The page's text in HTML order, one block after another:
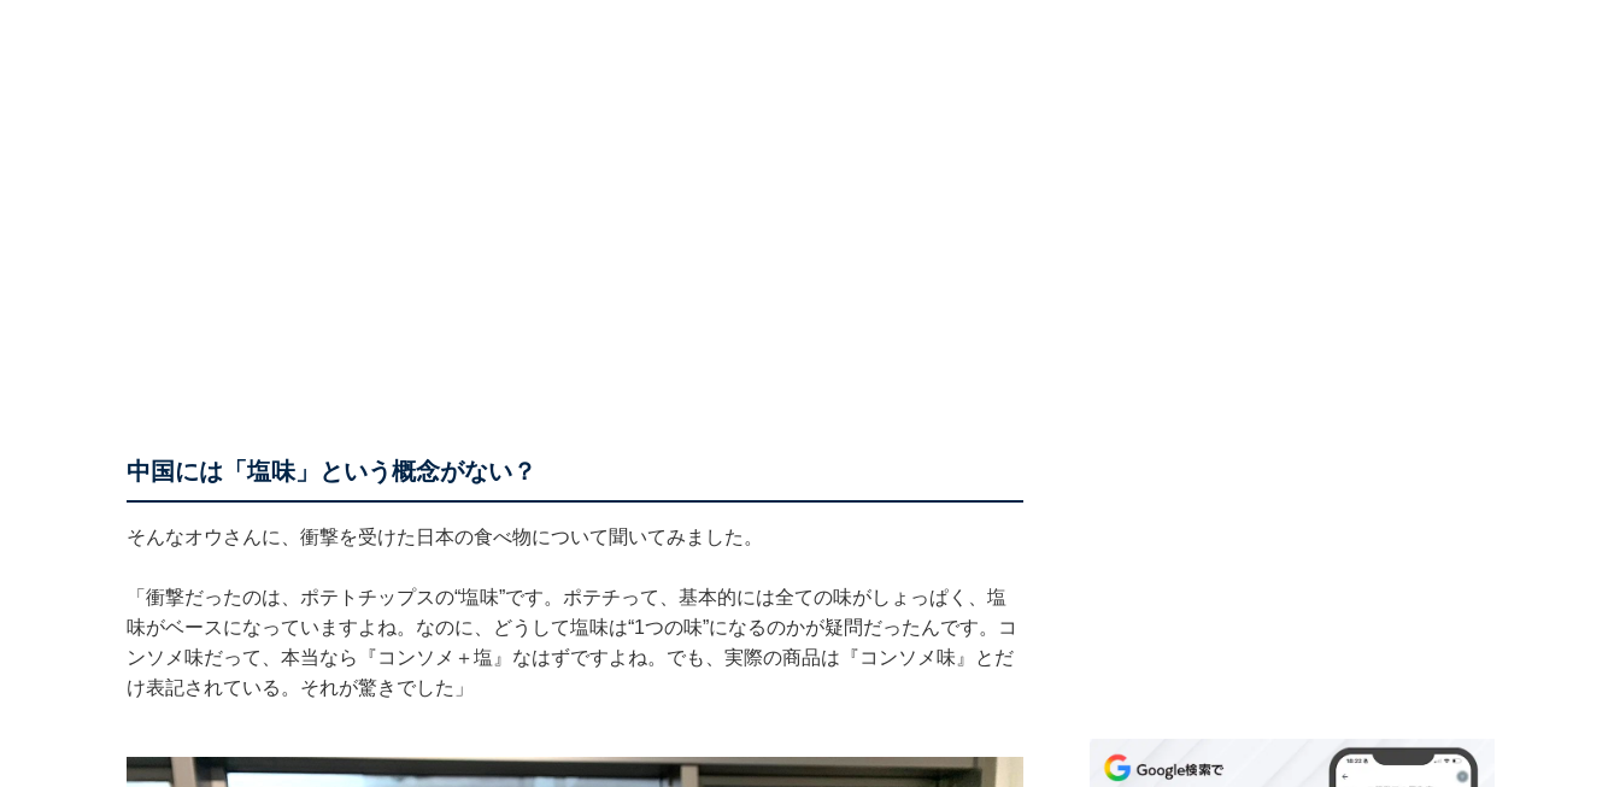
中国には「塩味」という概念がない？
そんなオウさんに、衝撃を受けた日本の食べ物について聞いてみました。
「衝撃だったのは、ポテトチップスの“塩味”です。ポテチって、基本的には全ての味がしょっぱく、塩
味がベースになっていますよね。なのに、どうして塩味は“1つの味”になるのかが疑問だったんです。コ
ンソメ味だって、本当なら『コンソメ＋塩』なはずですよね。でも、実際の商品は『コンソメ味』とだ
け表記されている。それが驚きでした」